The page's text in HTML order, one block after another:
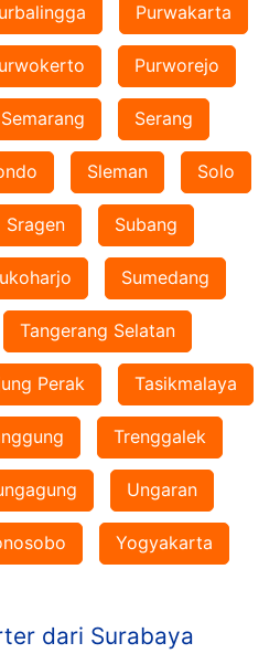
Purwakarta
Purworejo
Semarang Serang
Sleman Solo
Sragen Subang
Sumedang
Tangerang Selatan
Perak Tasikmalaya
Trenggalek
Ungaran
Yogyakarta
dari Surabaya